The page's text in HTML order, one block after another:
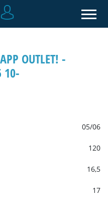
OUTLET! -
10-
05/06
120
16,5
17